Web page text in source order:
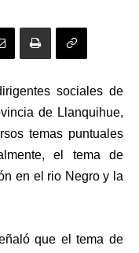
sociales de
de Llanquihue,
temas puntuales
el tema de
en el rio Negro y la
que el tema de